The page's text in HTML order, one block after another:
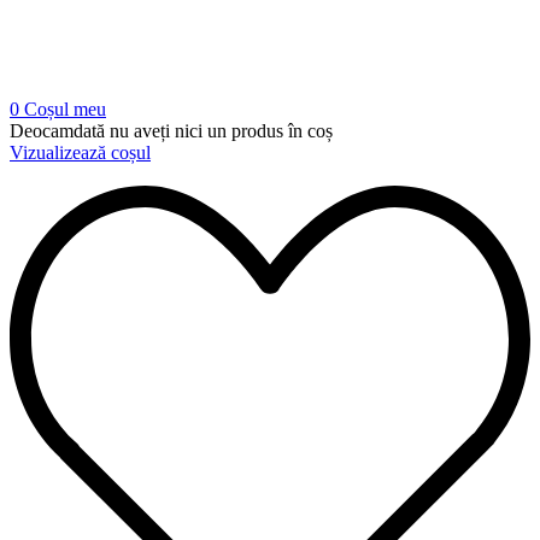
0 Coșul meu
Deocamdată nu aveți nici un produs în coș
Vizualizează coșul